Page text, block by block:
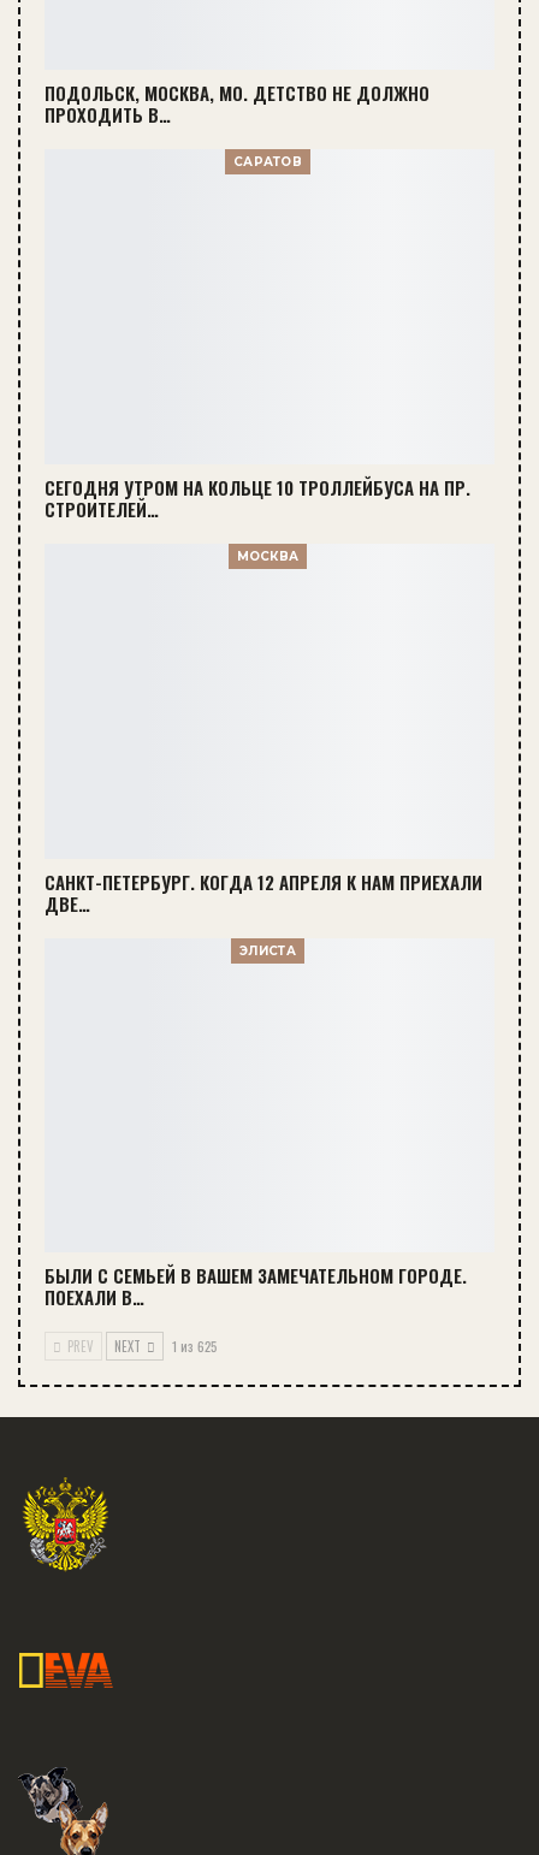
ПОДОЛЬСК, МОСКВА, МО. ДЕТСТВО НЕ ДОЛЖНО
ПРОХОДИТЬ В…
САРАТОВ
СЕГОДНЯ УТРОМ НА КОЛЬЦЕ 10 ТРОЛЛЕЙБУСА НА ПР.
СТРОИТЕЛЕЙ…
МОСКВА
САНКТ-ПЕТЕРБУРГ. КОГДА 12 АПРЕЛЯ К НАМ ПРИЕХАЛИ
ДВЕ…
ЭЛИСТА
БЫЛИ С СЕМЬЕЙ В ВАШЕМ ЗАМЕЧАТЕЛЬНОМ ГОРОДЕ.
ПОЕХАЛИ В…
PREV NEXT 1 из 625